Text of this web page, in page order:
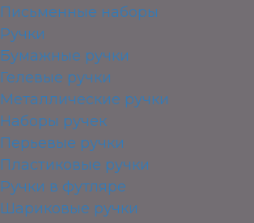
Письменные наборы
Ручки
Бумажные ручки
Гелевые ручки
Металлические ручки
Наборы ручек
Перьевые ручки
Пластиковые ручки
Ручки в футляре
Шариковые ручки